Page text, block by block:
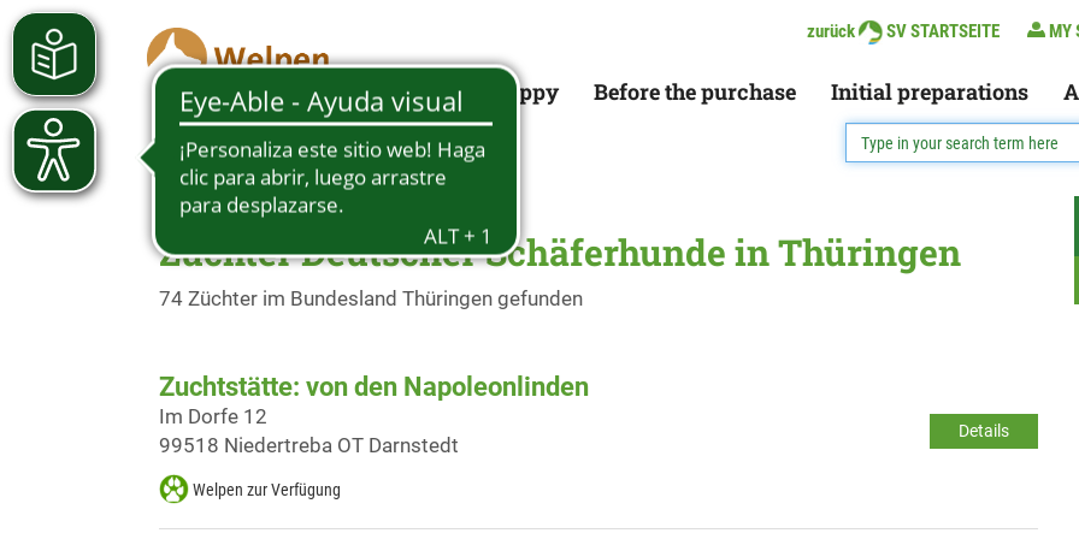
zurück SV STARTSEITE MY
Looking for a puppy Before the purchase Initial preparations
Züchter Deutscher Schäferhunde in Thüringen
74 Züchter im Bundesland Thüringen gefunden
Zuchtstätte: von den Napoleonlinden
Details
Im Dorfe 12
99518 Niedertreba OT Darnstedt
Welpen zur Verfügung